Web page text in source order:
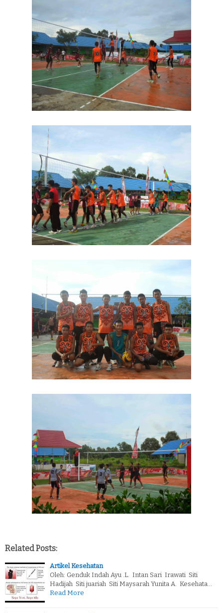
Related Posts:
Artikel Kesehatan
Oleh: Genduk Indah Ayu .L. Intan Sari Irawati Siti
Hadijah Siti juariah Siti Maysarah Yunita A. Kesehata…
Read More